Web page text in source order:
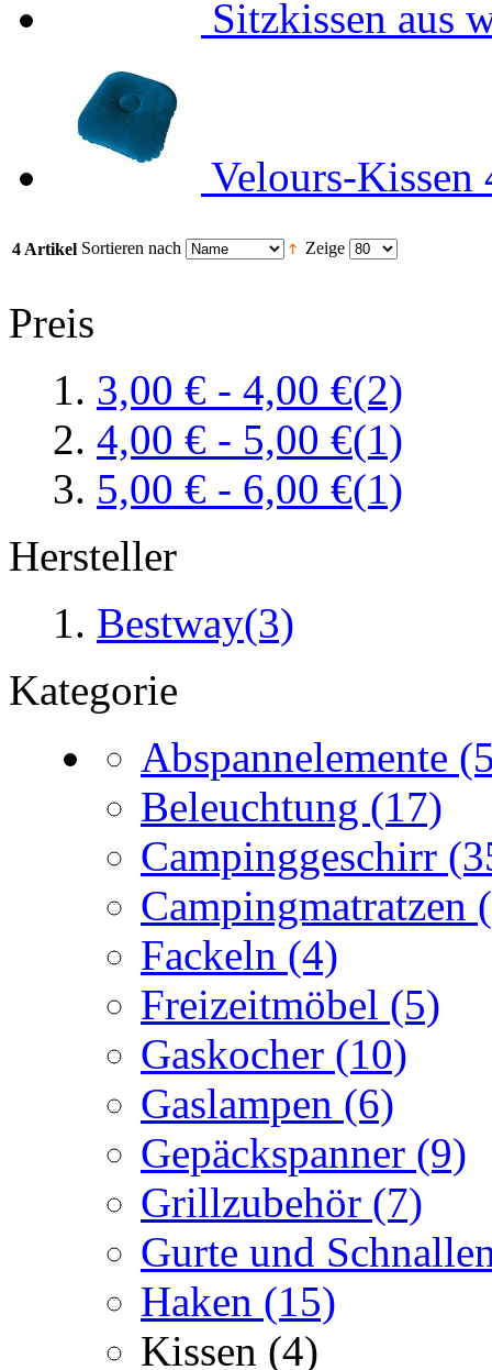
Sitzkissen aus
Velours-Kissen
4 Artikel Sortieren nach Zeige
Preis
3,00 € - 4,00 €(2)
4,00 € - 5,00 €(1)
5,00 € - 6,00 €(1)
Hersteller
Bestway(3)
Kategorie
Abspannelemente
Beleuchtung (17)
Campinggeschirr
Campingmatratzen
Fackeln (4)
Freizeitmöbel (5)
Gaskocher (10)
Gaslampen (6)
Gepäckspanner (9)
Grillzubehör (7)
Gurte und
Haken (15)
Kissen (4)